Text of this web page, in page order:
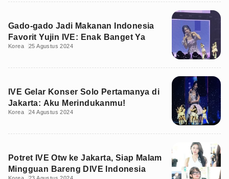
Gado-gado Jadi Makanan Indonesia
Favorit Yujin IVE: Enak Banget Ya
Korea 25 Agustus 2024
IVE Gelar Konser Solo Pertamanya di
Jakarta: Aku Merindukanmu!
Korea 24 Agustus 2024
Potret IVE Otw ke Jakarta, Siap Malam
Mingguan Bareng DIVE Indonesia